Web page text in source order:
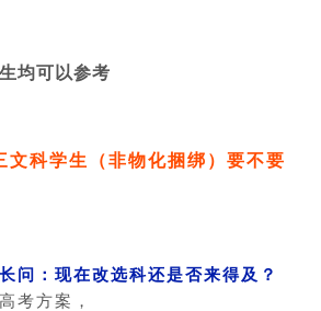
均可以参考
文科学生（非物化捆绑）要不要
问：现在改选科还是否来得及？
考方案，